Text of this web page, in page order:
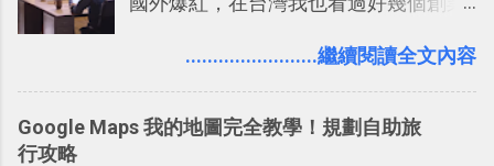
理，到底 Slack 有什麼魅力？它是不是
有機會在一個專案合作中使用了 Slack
........................繼續閱讀全文內容
Google Maps 我的地圖完全教學！規劃自助旅
行攻略